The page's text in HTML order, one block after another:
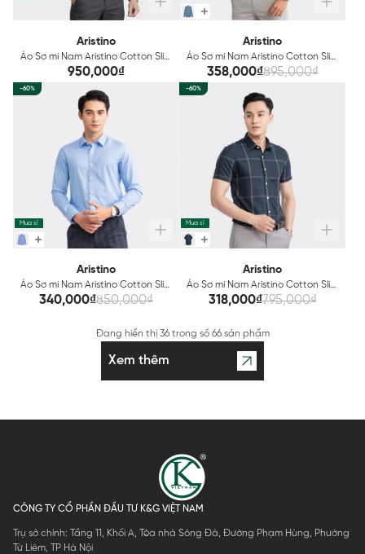
Aristino
Áo Sơ mi Nam Aristino Cotton Slim
fit ALS18802
950,000₫
Aristino
Áo Sơ mi Nam Aristino Cotton Slim
fit ALS23302
358,000₫895,000₫
-60%
Mua sỉ
Aristino
Áo Sơ mi Nam Aristino Cotton Slim
fit ALS27702
340,000₫850,000₫
-60%
Mua sỉ
Aristino
Áo Sơ mi Nam Aristino Cotton Slim
fit ASS058S3
318,000₫795,000₫
Đang hiển thị 36trong số 66 sản phẩm
Xem thêm
CÔNG TY CỔ PHẦN ĐẦU TƯ K&G VIỆT NAM
Trụ sở chính: Tầng 11, Khối A, Tòa nhà Sông Đà, Đường Phạm Hùng, Phường
Từ Liêm, TP Hà Nội